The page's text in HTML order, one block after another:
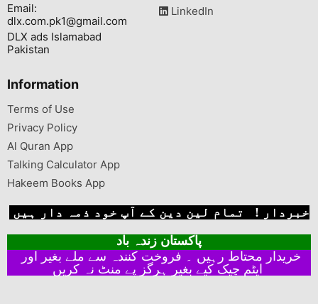
Email:
dlx.com.pk1@gmail.com
DLX ads Islamabad
Pakistan
LinkedIn
Information
Terms of Use
Privacy Policy
Al Quran App
Talking Calculator App
Hakeem Books App
خبردار ! تمام لین دین کے آپ خود ذمہ دار ہیں
پاکستان زندہ باد
ایٹم چیک کیے بغیر ہرگز پے منٹ نہ کریں